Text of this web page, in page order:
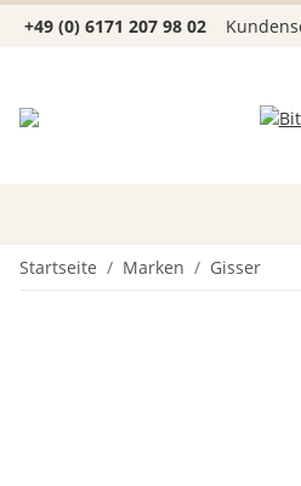
+49 (0) 6171 207 98 02
Startseite Marken Gisser